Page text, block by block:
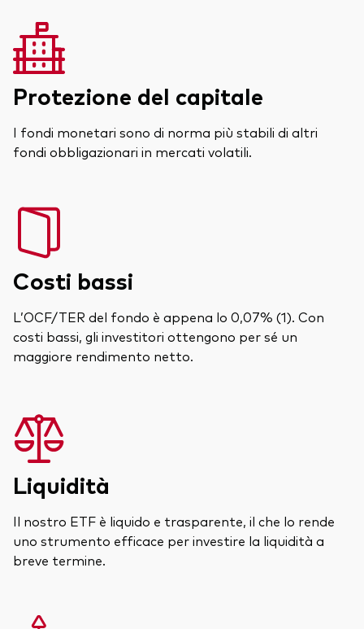
Protezione del capitale
I fondi monetari sono di norma più stabili di altri
fondi obbligazionari in mercati volatili.
Costi bassi
L’OCF/TER del fondo è appena lo 0,07% (1). Con
costi bassi, gli investitori ottengono per sé un
maggiore rendimento netto.
Liquidità
Il nostro ETF è liquido e trasparente, il che lo rende
uno strumento efficace per investire la liquidità a
breve termine.